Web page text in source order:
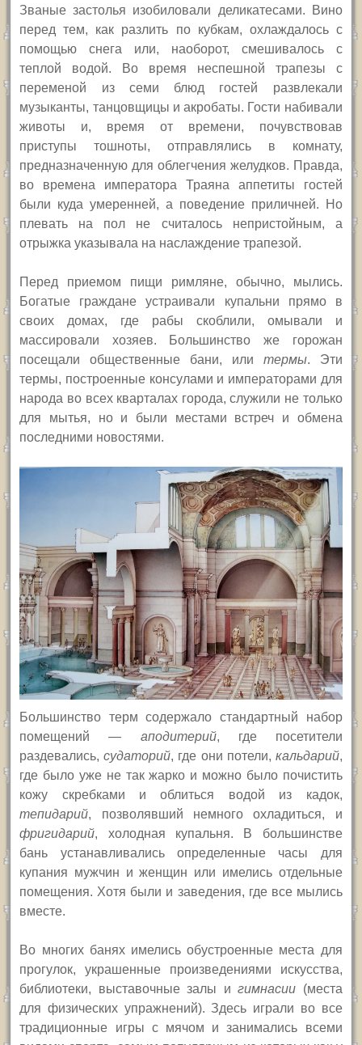
Званые застолья изобиловали деликатесами. Вино
перед тем, как разлить по кубкам, охлаждалось с
помощью снега или, наоборот, смешивалось с
теплой водой. Во время неспешной трапезы с
переменой из семи блюд гостей развлекали
музыканты, танцовщицы и акробаты. Гости набивали
животы и, время от времени, почувствовав
приступы тошноты, отправлялись в комнату,
предназначенную для облегчения желудков. Правда,
во времена императора Траяна аппетиты гостей
были куда умеренней, а поведение приличней. Но
плевать на пол не считалось непристойным, а
отрыжка указывала на наслаждение трапезой.
Перед приемом пищи римляне, обычно, мылись.
Богатые граждане устраивали купальни прямо в
своих домах, где рабы скоблили, омывали и
массировали хозяев. Большинство же горожан
посещали общественные бани, или термы. Эти
термы, построенные консулами и императорами для
народа во всех кварталах города, служили не только
для мытья, но и были местами встреч и обмена
последними новостями.
Большинство терм содержало стандартный набор
помещений — аподитерий, где посетители
раздевались,судаторий, где они потели, кальдарий,
где было уже не так жарко и можно было почистить
кожу скребками и облиться водой из кадок,
тепидарий, позволявший немного охладиться, и
фригидарий, холодная купальня. В большинстве
бань устанавливались определенные часы для
купания мужчин и женщин или имелись отдельные
помещения. Хотя были и заведения, где все мылись
вместе.
Во многих банях имелись обустроенные места для
прогулок, украшенные произведениями искусства,
библиотеки, выставочные залы игимнасии (места
для физических упражнений). Здесь играли во все
традиционные игры с мячом и занимались всеми